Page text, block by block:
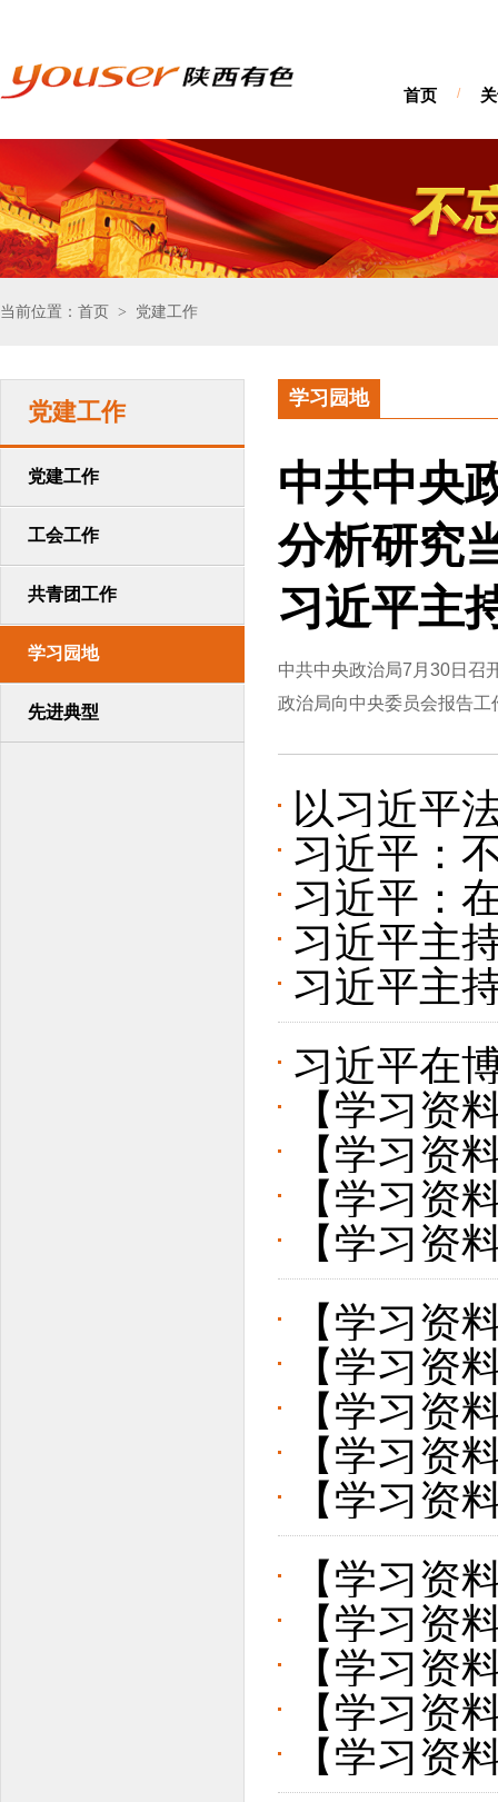
首页 /
当前位置：首页 > 党建工作
党建工作
党建工作
工会工作
共青团工作
学习园地
先进典型
学习园地
中共中央
分析研究
习近平主
中共中央政治局7月30日召
政治局向中央委员会报告
以习近平
会主义法
习近平：
建设伟大
习近平：
的讲话
习近平主
次会议
习近平主
习近平在
旨演讲
【学习资
的意见
【学习资
习近平主
【学习资
员会第二
础学科人
【学习资
贺词
【学习资
周年大会
【学习资
为镜、以
【学习资
史、新中
【学习资
大会上的
【学习资
的工作报
【学习资
报告
【学习资
举行 习
并发表重
【学习资
调 学党
周年
【学习资
上强调
【学习资